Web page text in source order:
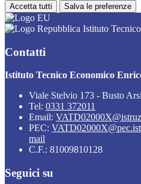
Accetta tutti Salva le preferenze
Istituto
Contatti
Istituto Tecnico Economico
Viale Stelvio 173 - Busto
Tel: 0331 372011
Email:
PEC:
mail
C.F.: 81009810128
Seguici su